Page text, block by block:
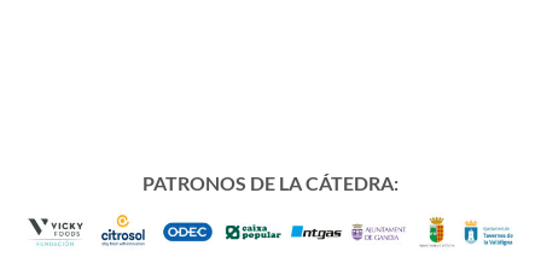
PATRONOS DE LA CÁTEDRA: